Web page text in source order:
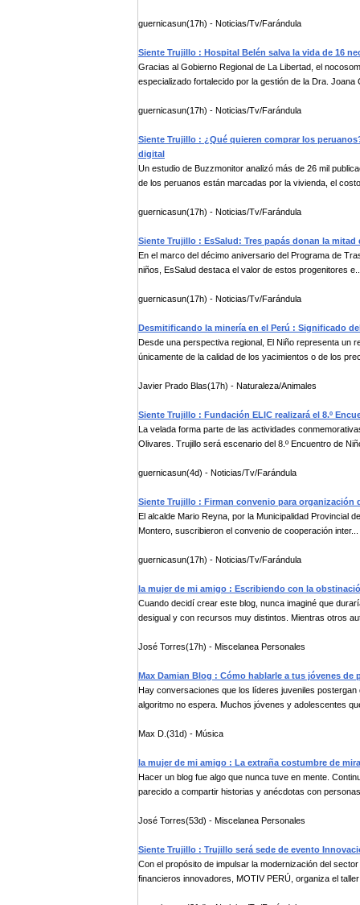
guernicasun(17h) - Noticias/Tv/Farándula
Siente Trujillo : Hospital Belén salva la vida de 16
Gracias al Gobierno Regional de La Libertad, el
especializado fortalecido por la gestión de la Dra. Joana
guernicasun(17h) - Noticias/Tv/Farándula
Siente Trujillo : ¿Qué quieren comprar los
digital
Un estudio de Buzzmonitor analizó más de 26 mil
de los peruanos están marcadas por la vivienda, el
guernicasun(17h) - Noticias/Tv/Farándula
Siente Trujillo : EsSalud: Tres papás donan la
En el marco del décimo aniversario del Programa de
niños, EsSalud destaca el valor de estos progenitores
guernicasun(17h) - Noticias/Tv/Farándula
Desmitificando la minería en el Perú : Significado
Desde una perspectiva regional, El Niño representa un
únicamente de la calidad de los yacimientos o de los
Javier Prado Blas(17h) - Naturaleza/Animales
Siente Trujillo : Fundación ELIC realizará el 8.º
La velada forma parte de las actividades
Olivares. Trujillo será escenario del 8.º Encuentro de
guernicasun(4d) - Noticias/Tv/Farándula
Siente Trujillo : Firman convenio para organización
El alcalde Mario Reyna, por la Municipalidad Provincial
Montero, suscribieron el convenio de cooperación inter...
guernicasun(17h) - Noticias/Tv/Farándula
la mujer de mi amigo : Escribiendo con la
Cuando decidí crear este blog, nunca imaginé que
desigual y con recursos muy distintos. Mientras otros
José Torres(17h) - Miscelanea Personales
Max Damian Blog : Cómo hablarle a tus jóvenes de
Hay conversaciones que los líderes juveniles
algoritmo no espera. Muchos jóvenes y adolescentes
Max D.(31d) - Música
la mujer de mi amigo : La extraña costumbre de
Hacer un blog fue algo que nunca tuve en mente.
parecido a compartir historias y anécdotas con
José Torres(53d) - Miscelanea Personales
Siente Trujillo : Trujillo será sede de evento
Con el propósito de impulsar la modernización del
financieros innovadores, MOTIV PERÚ, organiza el